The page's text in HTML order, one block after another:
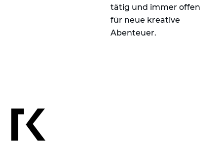
tätig und immer offen
für neue kreative
Abenteuer.